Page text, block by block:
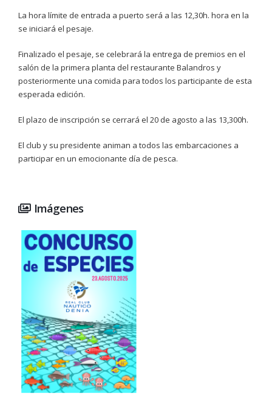
La hora límite de entrada a puerto será a las 12,30h. hora en la
se iniciará el pesaje.
Finalizado el pesaje, se celebrará la entrega de premios en el
salón de la primera planta del restaurante Balandros y
posteriormente una comida para todos los participante de esta
esperada edición.
El plazo de inscripción se cerrará el 20 de agosto a las 13,300h.
El club y su presidente animan a todos las embarcaciones a
participar en un emocionante día de pesca.
Imágenes